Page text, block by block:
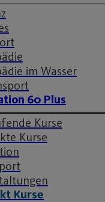
im Wasser
60 Plus
Kurse
Kurse
Kurse